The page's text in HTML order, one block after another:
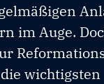
im Auge.
wichtigsten